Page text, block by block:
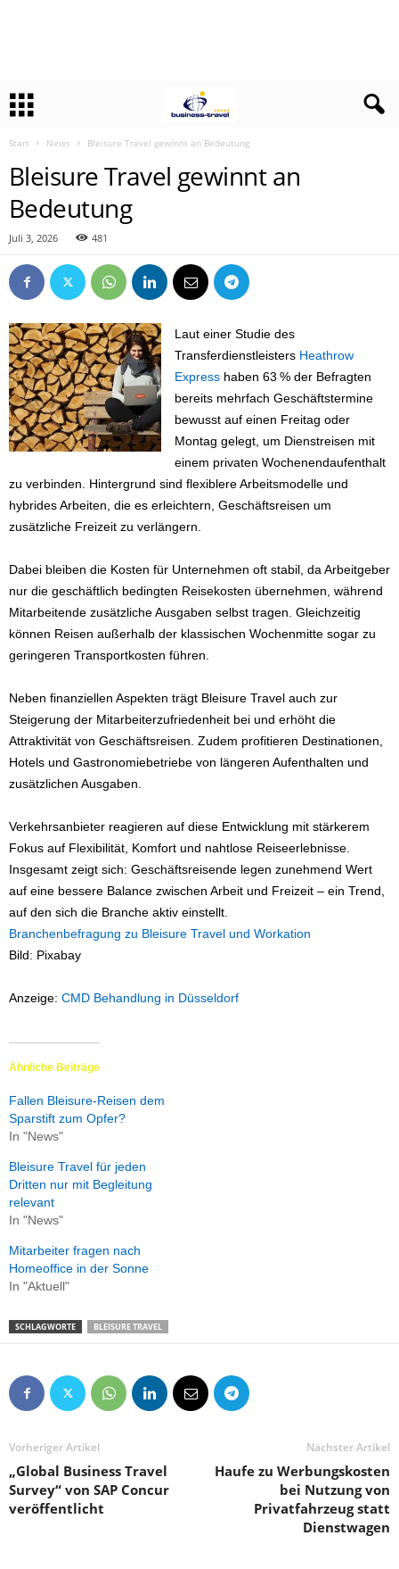
Start News Bleisure Travel gewinnt an Bedeutung
Bleisure Travel gewinnt an
Bedeutung
Juli 3, 2026 481
Laut einer Studie des
Transferdienstleisters Heathrow
Express haben 63 % der Befragten
bereits mehrfach Geschäftstermine
bewusst auf einen Freitag oder
Montag gelegt, um Dienstreisen mit
einem privaten Wochenendaufenthalt
zu verbinden. Hintergrund sind flexiblere Arbeitsmodelle und
hybrides Arbeiten, die es erleichtern, Geschäftsreisen um
zusätzliche Freizeit zu verlängern.
Dabei bleiben die Kosten für Unternehmen oft stabil, da Arbeitgeber
nur die geschäftlich bedingten Reisekosten übernehmen, während
Mitarbeitende zusätzliche Ausgaben selbst tragen. Gleichzeitig
können Reisen außerhalb der klassischen Wochenmitte sogar zu
geringeren Transportkosten führen.
Neben finanziellen Aspekten trägt Bleisure Travel auch zur
Steigerung der Mitarbeiterzufriedenheit bei und erhöht die
Attraktivität von Geschäftsreisen. Zudem profitieren Destinationen,
Hotels und Gastronomiebetriebe von längeren Aufenthalten und
zusätzlichen Ausgaben.
Verkehrsanbieter reagieren auf diese Entwicklung mit stärkerem
Fokus auf Flexibilität, Komfort und nahtlose Reiseerlebnisse.
Insgesamt zeigt sich: Geschäftsreisende legen zunehmend Wert
auf eine bessere Balance zwischen Arbeit und Freizeit – ein Trend,
auf den sich die Branche aktiv einstellt.
Branchenbefragung zu Bleisure Travel und Workation
Bild: Pixabay
Anzeige: CMD Behandlung in Düsseldorf
Ähnliche Beiträge
Fallen Bleisure-Reisen dem
Sparstift zum Opfer?
In "News"
Bleisure Travel für jeden
Dritten nur mit Begleitung
relevant
In "News"
Mitarbeiter fragen nach
Homeoffice in der Sonne
In "Aktuell"
SCHLAGWORTE BLEISURE TRAVEL
Vorheriger Artikel
„Global Business Travel
Survey“ von SAP Concur
veröffentlicht
Nächster Artikel
Haufe zu Werbungskosten
bei Nutzung von
Privatfahrzeug statt
Dienstwagen